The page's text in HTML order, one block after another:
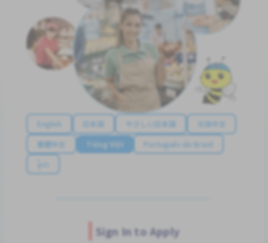
English 日本語 やさしい日本語
简体中文
繁體中文
Tiếng Việt
Português do Brasil
န်မာ
Sign In to Apply